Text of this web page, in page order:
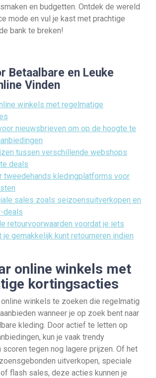
en budgetten. Ontdek de wereld
mode en vul je kast met prachtige
bank te breken!
Betaalbare en Leuke
Vinden
winkels met regelmatige
nieuwsbrieven om op de hoogte te
tussen verschillende webshops
deals
tweedehands kledingplatforms voor
sales zoals seizoensuitverkopen en
deals
retourvoorwaarden voordat je iets
je gemakkelijk kunt retourneren indien
online winkels met
kortingsacties
winkels te zoeken die regelmatig
wanneer je op zoek bent naar
kleding. Door actief te letten op
kun je vaak trendy
tegen nog lagere prijzen. Of het
uitverkopen, speciale
flash sales, deze acties kunnen je